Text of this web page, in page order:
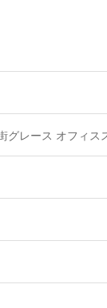
レース オフィス